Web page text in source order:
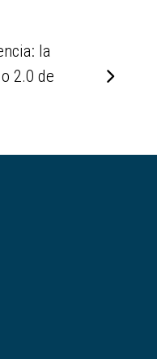
la
2.0 de